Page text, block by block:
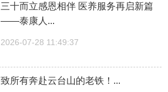
三十而立感恩相伴 医养服务再启新篇
——泰康人...
2026-07-28 11:49:37
致所有奔赴云台山的老铁！...